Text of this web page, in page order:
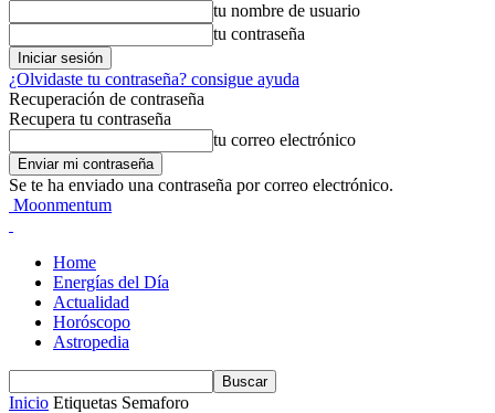
tu nombre de usuario
tu contraseña
¿Olvidaste tu contraseña? consigue ayuda
Recuperación de contraseña
Recupera tu contraseña
tu correo electrónico
Se te ha enviado una contraseña por correo electrónico.
Moonmentum
Home
Energías del Día
Actualidad
Horóscopo
Astropedia
Inicio Etiquetas Semaforo